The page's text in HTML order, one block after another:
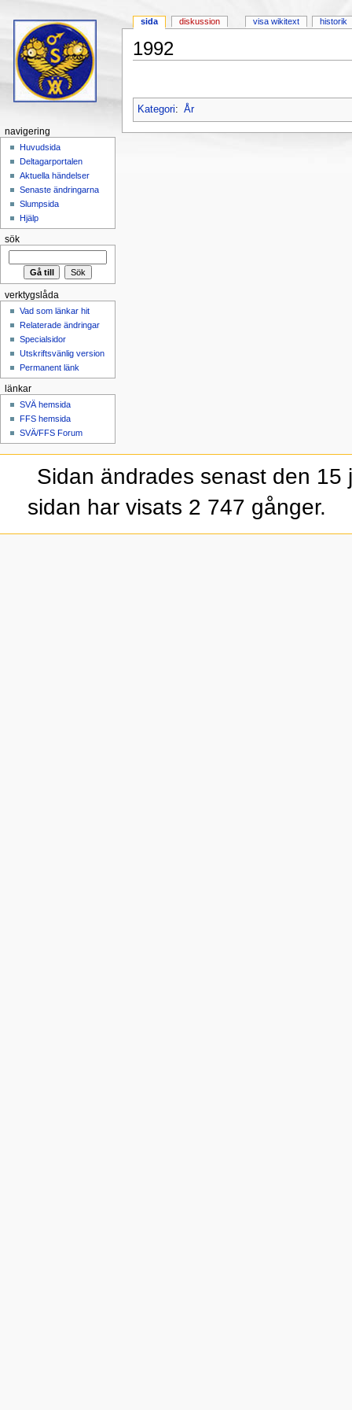
1992
Kategori: År
sida diskussion visa wikitext historik
navigering
Huvudsida
Deltagarportalen
Aktuella händelser
Senaste ändringarna
Slumpsida
Hjälp
sök
verktygslåda
Vad som länkar hit
Relaterade ändringar
Specialsidor
Utskriftsvänlig version
Permanent länk
länkar
SVÄ hemsida
FFS hemsida
SVÄ/FFS Forum
Sidan ändrades senast den 15
sidan har visats 2 747 gånger.